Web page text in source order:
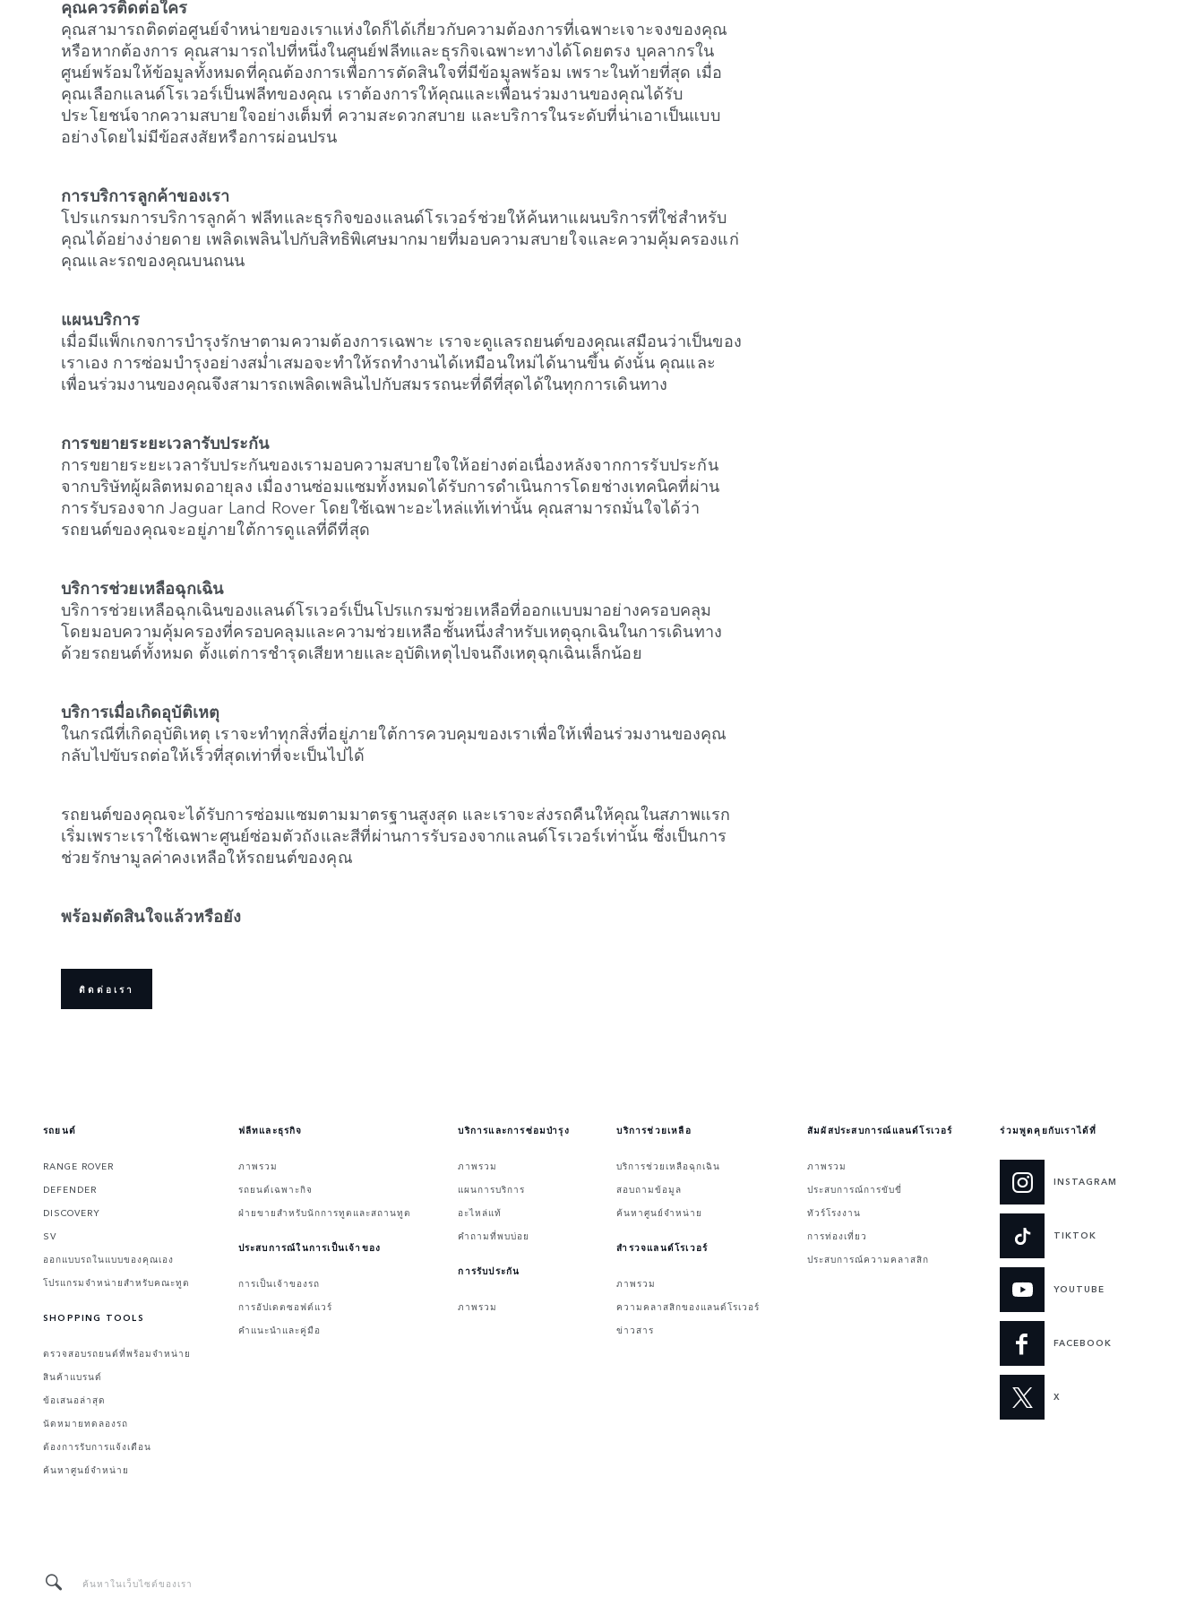
คุณควรติดต่อใคร
คุณสามารถติดต่อศูนย์จำหน่ายของเราแห่งใดก็ได้เกี่ยวกับความต้องการที่เฉพาะเจาะจงของคุณ
หรือหากต้องการ คุณสามารถไปที่หนึ่งในศูนย์ฟลีทและธุรกิจเฉพาะทางได้โดยตรง บุคลากรใน
ศูนย์พร้อมให้ข้อมูลทั้งหมดที่คุณต้องการเพื่อการตัดสินใจที่มีข้อมูลพร้อม เพราะในท้ายที่สุด เมื่อ
คุณเลือกแลนด์โรเวอร์เป็นฟลีทของคุณ เราต้องการให้คุณและเพื่อนร่วมงานของคุณได้รับ
ประโยชน์จากความสบายใจอย่างเต็มที่ ความสะดวกสบาย และบริการในระดับที่น่าเอาเป็นแบบ
อย่างโดยไม่มีข้อสงสัยหรือการผ่อนปรน
การบริการลูกค้าของเรา
โปรแกรมการบริการลูกค้า ฟลีทและธุรกิจของแลนด์โรเวอร์ช่วยให้ค้นหาแผนบริการที่ใช่สำหรับ
คุณได้อย่างง่ายดาย เพลิดเพลินไปกับสิทธิพิเศษมากมายที่มอบความสบายใจและความคุ้มครองแก่
คุณและรถของคุณบนถนน
แผนบริการ
เมื่อมีแพ็กเกจการบำรุงรักษาตามความต้องการเฉพาะ เราจะดูแลรถยนต์ของคุณเสมือนว่าเป็นของ
เราเอง การซ่อมบำรุงอย่างสม่ำเสมอจะทำให้รถทำงานได้เหมือนใหม่ได้นานขึ้น ดังนั้น คุณและ
เพื่อนร่วมงานของคุณจึงสามารถเพลิดเพลินไปกับสมรรถนะที่ดีที่สุดได้ในทุกการเดินทาง
การขยายระยะเวลารับประกัน
การขยายระยะเวลารับประกันของเรามอบความสบายใจให้อย่างต่อเนื่องหลังจากการรับประกัน
จากบริษัทผู้ผลิตหมดอายุลง เมื่องานซ่อมแซมทั้งหมดได้รับการดำเนินการโดยช่างเทคนิคที่ผ่าน
การรับรองจาก Jaguar Land Rover โดยใช้เฉพาะอะไหล่แท้เท่านั้น คุณสามารถมั่นใจได้ว่า
รถยนต์ของคุณจะอยู่ภายใต้การดูแลที่ดีที่สุด
บริการช่วยเหลือฉุกเฉิน
บริการช่วยเหลือฉุกเฉินของแลนด์โรเวอร์เป็นโปรแกรมช่วยเหลือที่ออกแบบมาอย่างครอบคลุม
โดยมอบความคุ้มครองที่ครอบคลุมและความช่วยเหลือชั้นหนึ่งสำหรับเหตุฉุกเฉินในการเดินทาง
ด้วยรถยนต์ทั้งหมด ตั้งแต่การชำรุดเสียหายและอุบัติเหตุไปจนถึงเหตุฉุกเฉินเล็กน้อย
บริการเมื่อเกิดอุบัติเหตุ
ในกรณีที่เกิดอุบัติเหตุ เราจะทำทุกสิ่งที่อยู่ภายใต้การควบคุมของเราเพื่อให้เพื่อนร่วมงานของคุณ
กลับไปขับรถต่อให้เร็วที่สุดเท่าที่จะเป็นไปได้
รถยนต์ของคุณจะได้รับการซ่อมแซมตามมาตรฐานสูงสุด และเราจะส่งรถคืนให้คุณในสภาพแรก
เริ่มเพราะเราใช้เฉพาะศูนย์ซ่อมตัวถังและสีที่ผ่านการรับรองจากแลนด์โรเวอร์เท่านั้น ซึ่งเป็นการ
ช่วยรักษามูลค่าคงเหลือให้รถยนต์ของคุณ
พร้อมตัดสินใจแล้วหรือยัง
ติดต่อเรา
รถยนต์
RANGE ROVER
DEFENDER
DISCOVERY
SV
ออกแบบรถในแบบของคุณเอง
โปรแกรมจำหน่ายสำหรับคณะทูต
SHOPPING TOOLS
ตรวจสอบรถยนต์ที่พร้อมจำหน่าย
สินค้าแบรนด์
ข้อเสนอล่าสุด
นัดหมายทดลองรถ
ต้องการรับการแจ้งเตือน
ค้นหาศูนย์จำหน่าย
ฟลีทและธุรกิจ
ภาพรวม
รถยนต์เฉพาะกิจ
ฝ่ายขายสำหรับนักการทูตและสถานทูต
ประสบการณ์ในการเป็นเจ้าของ
การเป็นเจ้าของรถ
การอัปเดตซอฟต์แวร์
คำแนะนำและคู่มือ
บริการและการซ่อมบำรุง
ภาพรวม
แผนการบริการ
อะไหล่แท้
คำถามที่พบบ่อย
การรับประกัน
ภาพรวม
บริการช่วยเหลือ
บริการช่วยเหลือฉุกเฉิน
สอบถามข้อมูล
ค้นหาศูนย์จำหน่าย
สำรวจแลนด์โรเวอร์
ภาพรวม
ความคลาสสิกของแลนด์โรเวอร์
ข่าวสาร
สัมผัสประสบการณ์แลนด์โรเวอร์
ภาพรวม
ประสบการณ์การขับขี่
ทัวร์โรงงาน
การท่องเที่ยว
ประสบการณ์ความคลาสสิก
ร่วมพูดคุยกับเราได้ที่
INSTAGRAM
TIKTOK
YOUTUBE
FACEBOOK
X